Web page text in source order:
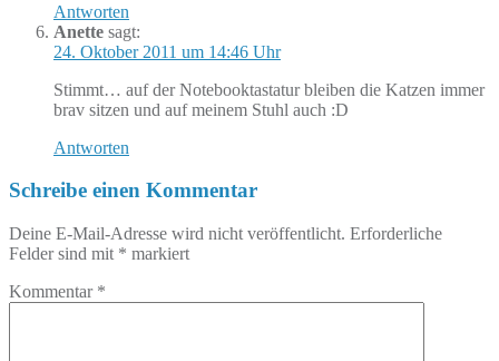
Antworten
Anette sagt:
24. Oktober 2011 um 14:46 Uhr
Stimmt… auf der Notebooktastatur bleiben die Katzen immer
brav sitzen und auf meinem Stuhl auch :D
Antworten
Schreibe einen Kommentar
Deine E-Mail-Adresse wird nicht veröffentlicht. Erforderliche
Felder sind mit * markiert
Kommentar *